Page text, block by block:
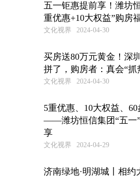
五一钜惠提前享！潍坊
重优惠+10大权益”购房
文化视界 2024-04-30
买房送80万元黄金！深
拼了，购房者：真会“抓
文化视界 2024-04-30
5重优惠、10大权益、60
——潍坊恒信集团“五一
享
文化视界 2024-04-29
济南绿地·明湖城丨相约